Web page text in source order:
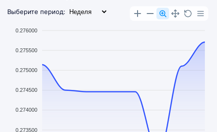
Выберите период:
0.276000
0.275500
0.275000
0.274500
0.274000
0.273500